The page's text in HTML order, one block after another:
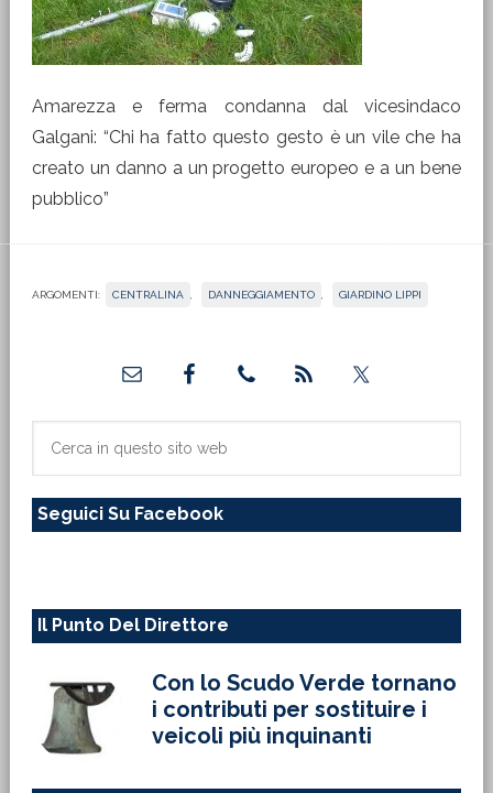
Amarezza e ferma condanna dal vicesindaco
Galgani: “Chi ha fatto questo gesto è un vile che ha
creato un danno a un progetto europeo e a un bene
pubblico”
ARGOMENTI: CENTRALINA DANNEGGIAMENTO GIARDINO LIPPI
primaria
sito
Seguici Su Facebook
Il Punto Del Direttore
Con lo Scudo Verde tornano
i contributi per sostituire i
veicoli più inquinanti